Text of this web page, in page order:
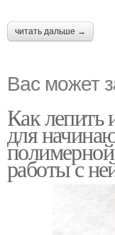
читать дальше →
Вас может
Как лепить
для
работы с